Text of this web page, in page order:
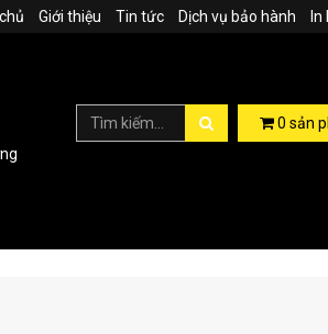
Giới thiệu Tin tức Dịch vụ bảo hành In
0 sản